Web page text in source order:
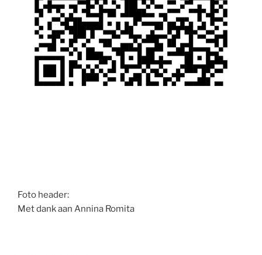
Foto header:
Met dank aan Annina Romita